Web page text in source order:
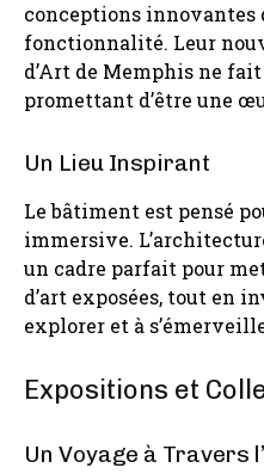
conceptions
fonctionnalité. Leur
d’Art de Memphis ne
promettant d’être une
Un Lieu Inspirant
Le bâtiment est pensé
immersive.
un cadre parfait pour
d’art exposées, tout en
explorer et à
Expositions et
Un Voyage à Travers